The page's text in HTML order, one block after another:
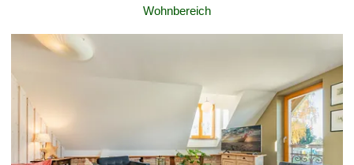
Wohnbereich